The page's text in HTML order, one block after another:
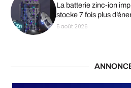
La batterie zinc-ion
stocke 7 fois plus
5 août 2026